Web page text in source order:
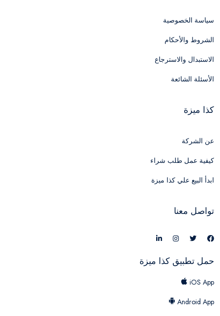
سياسة الخصوصية
الشروط والأحكام
الاستبدال والاسترجاع
الأسئلة الشائعة
كذا ميزة
عن الشركة
كيفية عمل طلب شراء
ابدأ البيع علي كذا ميزة
تواصل معنا
حمل تطبيق كذا ميزة
iOS App
Android App